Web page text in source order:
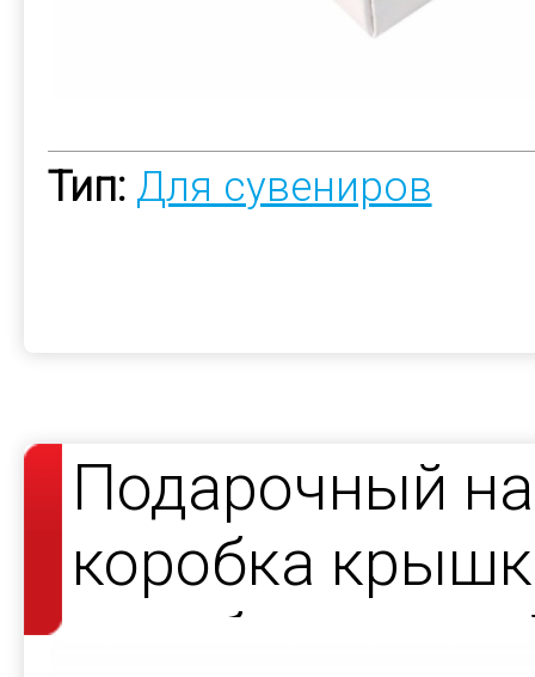
Тип: Для сувениров
Подарочный
коробка
коробки под